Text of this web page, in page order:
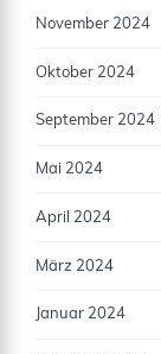
November 2024
Oktober 2024
September 2024
Mai 2024
April 2024
März 2024
Januar 2024